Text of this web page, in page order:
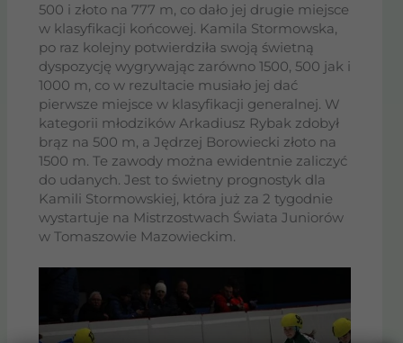
500 i złoto na 777 m, co dało jej drugie miejsce
w klasyfikacji końcowej. Kamila Stormowska,
po raz kolejny potwierdziła swoją świetną
dyspozycję wygrywając zarówno 1500, 500 jak i
1000 m, co w rezultacie musiało jej dać
pierwsze miejsce w klasyfikacji generalnej. W
kategorii młodzików Arkadiusz Rybak zdobył
brąz na 500 m, a Jędrzej Borowiecki złoto na
1500 m. Te zawody można ewidentnie zaliczyć
do udanych. Jest to świetny prognostyk dla
Kamili Stormowskiej, która już za 2 tygodnie
wystartuje na Mistrzostwach Świata Juniorów
w Tomaszowie Mazowieckim.